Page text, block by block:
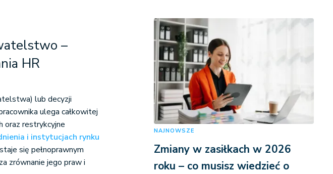
–
HR
lub decyzji
ulega całkowitej
oraz restrykcyjne
i instytucjach rynku
się pełnoprawnym
zrównanie jego praw i
NAJNOWSZE
Zmiany w zasiłkach w 2026
roku – co musisz wiedzieć o